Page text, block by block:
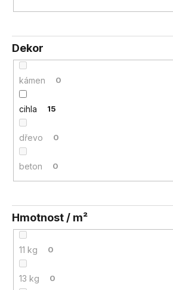
Dekor
kámen 0
cihla 15
dřevo 0
beton 0
Hmotnost / m²
11 kg 0
13 kg 0